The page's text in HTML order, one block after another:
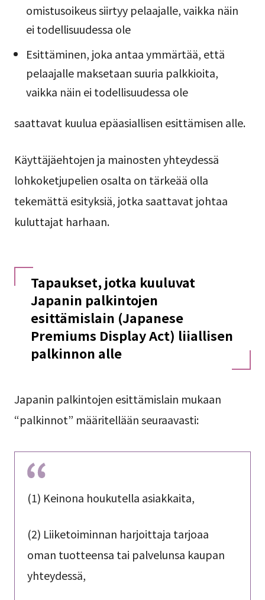
omistusoikeus siirtyy pelaajalle, vaikka näin
ei todellisuudessa ole
Esittäminen, joka antaa ymmärtää, että
pelaajalle maksetaan suuria palkkioita,
vaikka näin ei todellisuudessa ole
saattavat kuulua epäasiallisen esittämisen alle.
Käyttäjäehtojen ja mainosten yhteydessä
lohkoketjupelien osalta on tärkeää olla
tekemättä esityksiä, jotka saattavat johtaa
kuluttajat harhaan.
Tapaukset, jotka kuuluvat
Japanin palkintojen
esittämislain (Japanese
Premiums Display Act) liiallisen
palkinnon alle
Japanin palkintojen esittämislain mukaan
“palkinnot” määritellään seuraavasti:
(1) Keinona houkutella asiakkaita,
(2) Liiketoiminnan harjoittaja tarjoaa
oman tuotteensa tai palvelunsa kaupan
yhteydessä,